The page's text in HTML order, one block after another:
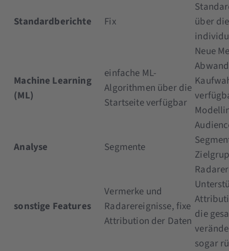
Standardberichte Fix
über
Machine Learning
(ML)
einfache ML-
Algorithmen über die
Startseite verfügbar
Neue
Analyse
Segmente
sonstige Features
Vermerke und
Radarereignisse, fixe
Attribution der Daten
die
sogar